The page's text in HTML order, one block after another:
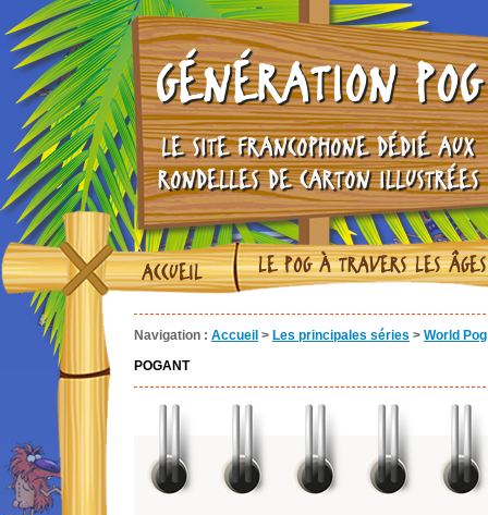
GÉNÉRATION POG
LE SITE FRANCOPHONE DÉDIÉ AUX
RONDELLES DE CARTON ILLUSTRÉES
ACCUEIL LE POG À TRAVERS LES ÂGES
Navigation : Accueil > Les principales séries > World
POGANT